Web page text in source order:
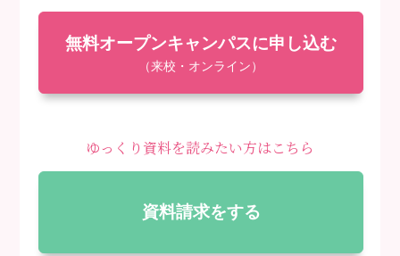
無料オープンキャンパスに申し込む
（来校・オンライン）
ゆっくり資料を読みたい方はこちら
資料請求をする